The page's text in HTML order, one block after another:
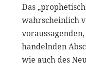
Das
wahrscheinlich
handelnden
wie auch des